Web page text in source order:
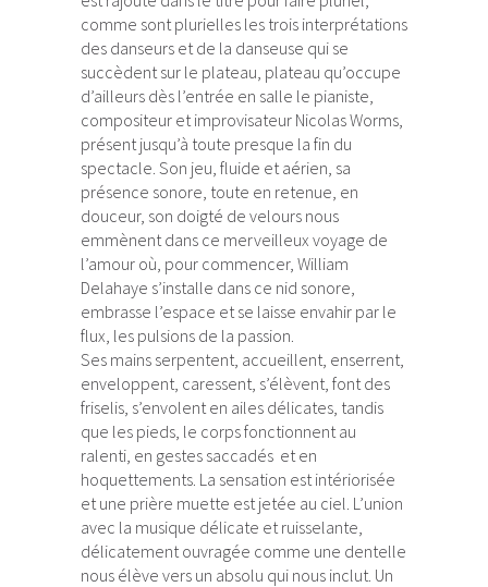
comme sont plurielles les trois interprétations
des danseurs et de la danseuse qui se
succèdent sur le plateau, plateau qu’occupe
d’ailleurs dès l’entrée en salle le pianiste,
compositeur et improvisateur Nicolas Worms,
présent jusqu’à toute presque la fin du
spectacle. Son jeu, fluide et aérien, sa
présence sonore, toute en retenue, en
douceur, son doigté de velours nous
emmènent dans ce merveilleux voyage de
l’amour où, pour commencer, William
Delahaye s’installe dans ce nid sonore,
embrasse l’espace et se laisse envahir par le
flux, les pulsions de la passion.
Ses mains serpentent, accueillent, enserrent,
enveloppent, caressent, s’élèvent, font des
friselis, s’envolent en ailes délicates, tandis
que les pieds, le corps fonctionnent au
ralenti, en gestes saccadés et en
hoquettements. La sensation est intériorisée
et une prière muette est jetée au ciel. L’union
avec la musique délicate et ruisselante,
délicatement ouvragée comme une dentelle
nous élève vers un absolu qui nous inclut. Un